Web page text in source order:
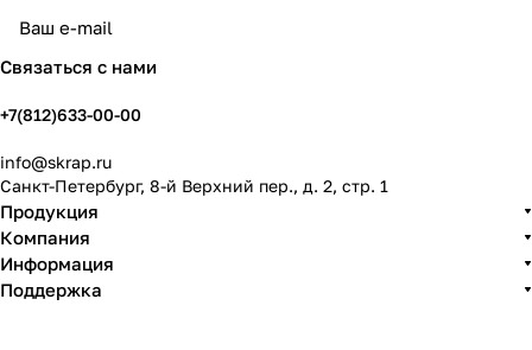
Связаться с нами
+7(812)633-00-00
info@skrap.ru
Санкт-Петербург, 8-й Верхний пер., д. 2, стр. 1
Продукция
Компания
Информация
Поддержка